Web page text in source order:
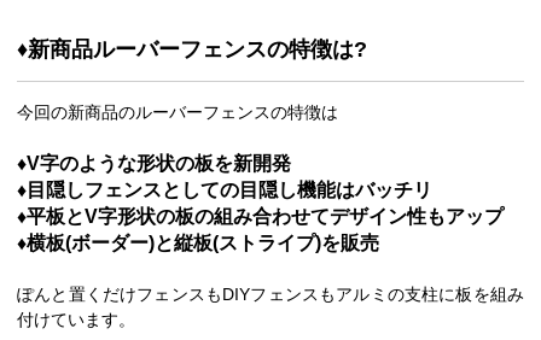
♦新商品ルーバーフェンスの特徴は?
今回の新商品のルーバーフェンスの特徴は
♦V字のような形状の板を新開発
♦目隠しフェンスとしての目隠し機能はバッチリ
♦平板とV字形状の板の組み合わせてデザイン性もアップ
♦横板(ボーダー)と縦板(ストライプ)を販売
ぽんと置くだけフェンスもDIYフェンスもアルミの支柱に板を組み
付けています。